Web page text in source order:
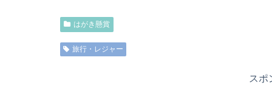
はがき懸賞
旅行・レジャー
スポ